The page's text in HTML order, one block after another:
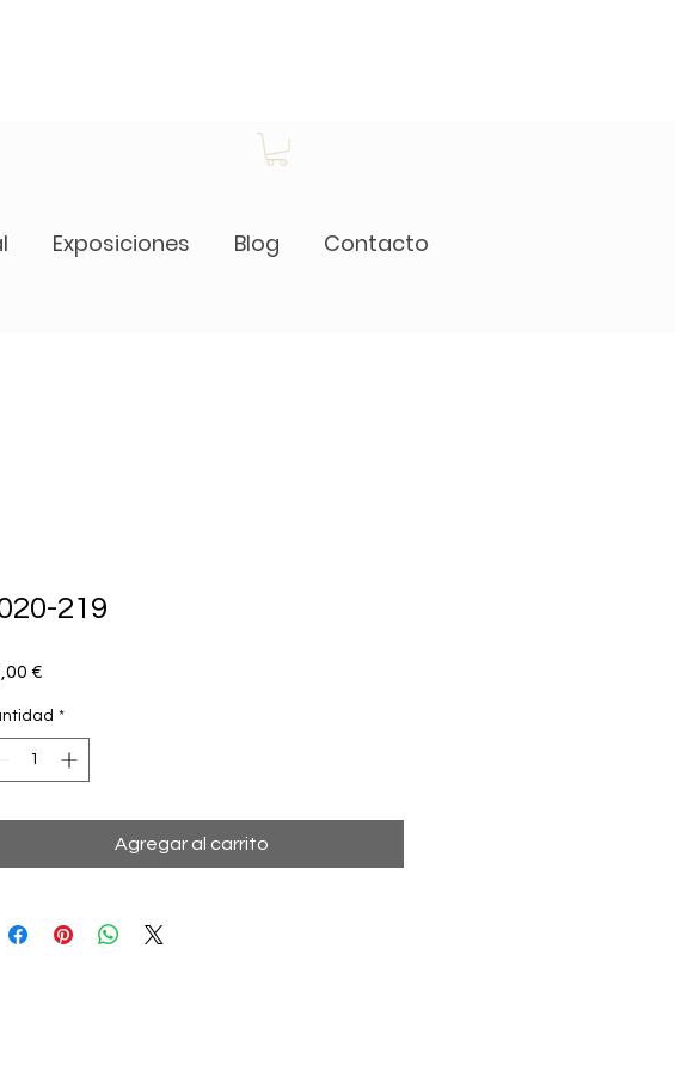
Exposiciones Blog Contacto
219
€
*
Agregar al carrito